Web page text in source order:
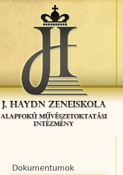
Dokumentumok